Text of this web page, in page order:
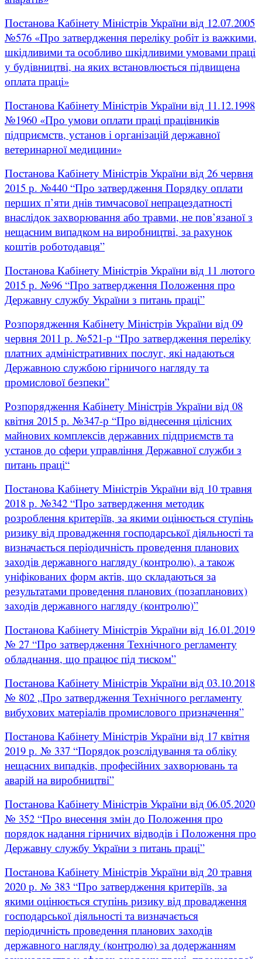
Постанова Кабінету Міністрів України від 12.07.2005
№576 «Про затвердження переліку робіт із важкими,
шкідливими та особливо шкідливими умовами праці
у будівництві, на яких встановлюється підвищена
оплата праці»
Постанова Кабінету Міністрів України від 11.12.1998
№1960 «Про умови оплати праці працівників
підприємств, установ і організацій державної
ветеринарної медицини»
Постанова Кабінету Міністрів України від 26 червня
2015 р. №440 “Про затвердження Порядку оплати
перших п’яти днів тимчасової непрацездатності
внаслідок захворювання або травми, не пов’язаної з
нещасним випадком на виробництві, за рахунок
коштів роботодавця”
Постанова Кабінету Міністрів України від 11 лютого
2015 р. №96 “Про затвердження Положення про
Державну службу України з питань праці”
Розпорядження Кабінету Міністрів України від 09
червня 2011 р. №521-р “Про затвердження переліку
платних адміністративних послуг, які надаються
Державною службою гірничого нагляду та
промислової безпеки”
Розпорядження Кабінету Міністрів України від 08
квітня 2015 р. №347-р “Про віднесення цілісних
майнових комплексів державних підприємств та
установ до сфери управління Державної служби з
питань праці“
Постанова Кабінету Міністрів України від 10 травня
2018 р. №342 “Про затвердження методик
розроблення критеріїв, за якими оцінюється ступінь
ризику від провадження господарської діяльності та
визначається періодичність проведення планових
заходів державного нагляду (контролю), а також
уніфікованих форм актів, що складаються за
результатами проведення планових (позапланових)
заходів державного нагляду (контролю)”
Постанова Кабінету Міністрів України від 16.01.2019
№ 27 “Про затвердження Технічного регламенту
обладнання, що працює під тиском”
Постанова Кабінету Міністрів України від 03.10.2018
№ 802 „Про затвердження Технічного регламенту
вибухових матеріалів промислового призначення”
Постанова Кабінету Міністрів України від 17 квітня
2019 р. № 337 “Порядок розслідування та обліку
нещасних випадків, професійних захворювань та
аварій на виробництві”
Постанова Кабінету Міністрів України від 06.05.2020
№ 352 “Про внесення змін до Положення про
порядок надання гірничих відводів і Положення про
Державну службу України з питань праці”
Постанова Кабінету Міністрів України від 20 травня
2020 р. № 383 “Про затвердження критеріїв, за
якими оцінюється ступінь ризику від провадження
господарської діяльності та визначається
періодичність проведення планових заходів
державного нагляду (контролю) за додержанням